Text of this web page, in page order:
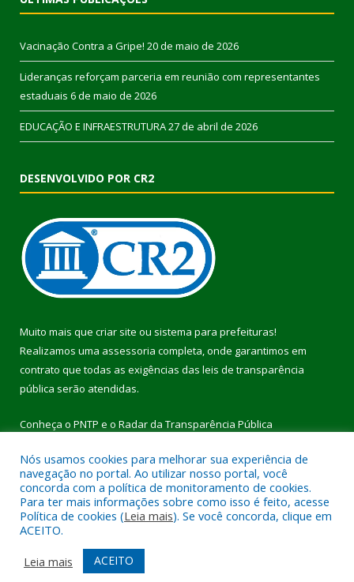
Vacinação Contra a Gripe! 20 de maio de 2026
Lideranças reforçam parceria em reunião com representantes
estaduais 6 de maio de 2026
EDUCAÇÃO E INFRAESTRUTURA27 de abril de 2026
DESENVOLVIDO POR CR2
Muito mais que criar site ou sistema para prefeituras!
Realizamos uma assessoria completa, onde garantimos em
contrato que todas as exigências das leis de transparência
pública serão atendidas.
Conheça o PNTP e o Radar da Transparência Pública
Todos os direitos reservados a Prefeitura Municipal de Pau
D’Arco.
Mapa do Site
Acessar Área Administrativa
Acessar Webmail
Nós usamos cookies para melhorar sua experiência de
navegação no portal. Ao utilizar nosso portal, você
concorda com a política de monitoramento de cookies.
Para ter mais informações sobre como isso é feito, acesse
Política de cookies (Leia mais). Se você concorda, clique em
ACEITO.
Leia mais
ACEITO